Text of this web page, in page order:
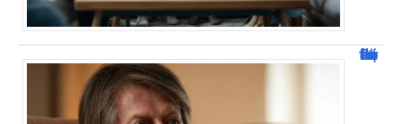
Jacques Dutronc fortune : estimation et sources de richesse !